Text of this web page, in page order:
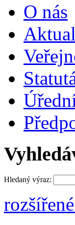
O nás
Hledaný výraz: